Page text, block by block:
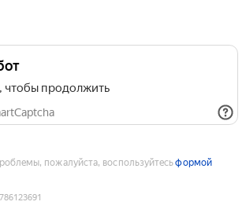
продолжить
пожалуйста, воспользуйтесьформой